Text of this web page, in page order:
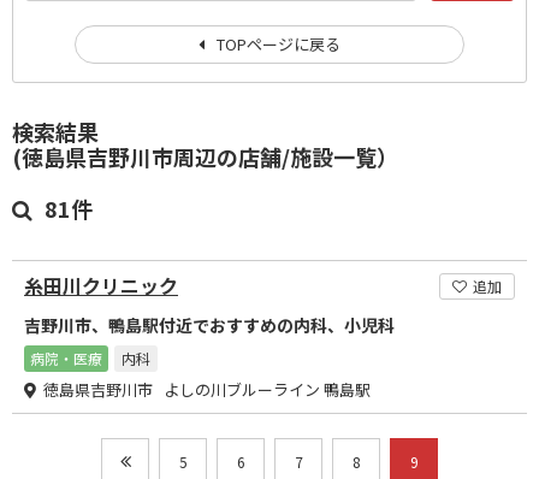
検索結果
(徳島県吉野川市周辺の店舗/施設一覧）
81件
糸田川クリニック 追加
吉野川市、鴨島駅付近でおすすめの内科、小児科
病院・医療 内科
徳島県吉野川市 よしの川ブルーライン 鴨島駅
5 6 7 8 9
TOPページに戻る